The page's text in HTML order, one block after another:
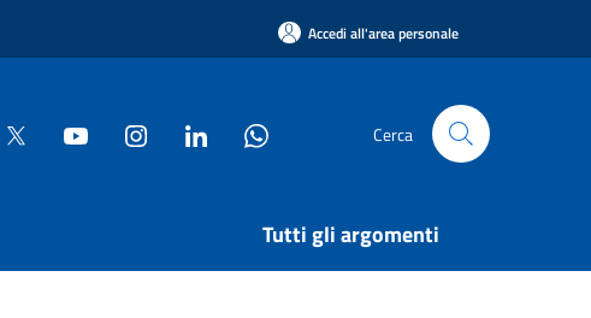
Accedi all'area personale
Cerca
Tutti gli argomenti